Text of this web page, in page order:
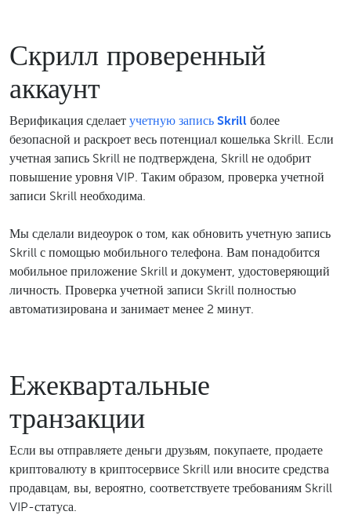
Скрилл проверенный
аккаунт
Верификация сделает учетную запись Skrill более
безопасной и раскроет весь потенциал кошелька Skrill. Если
учетная запись Skrill не подтверждена, Skrill не одобрит
повышение уровня VIP. Таким образом, проверка учетной
записи Skrill необходима.
Мы сделали видеоурок о том, как обновить учетную запись
Skrill с помощью мобильного телефона. Вам понадобится
мобильное приложение Skrill и документ, удостоверяющий
личность. Проверка учетной записи Skrill полностью
автоматизирована и занимает менее 2 минут.
Ежеквартальные
транзакции
Если вы отправляете деньги друзьям, покупаете, продаете
криптовалюту в криптосервисе Skrill или вносите средства
продавцам, вы, вероятно, соответствуете требованиям Skrill
VIP-статуса.